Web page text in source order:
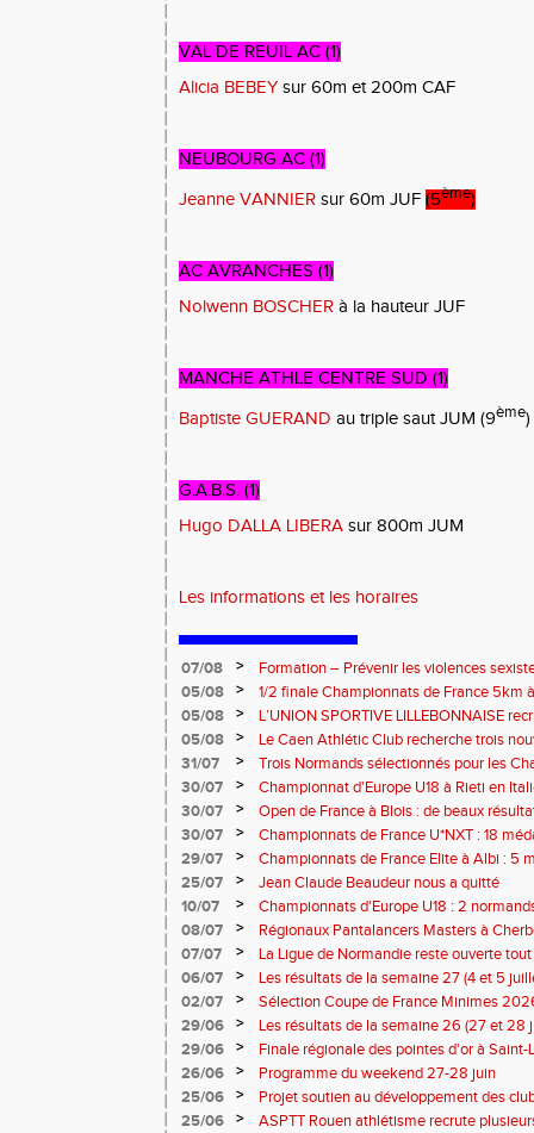
VAL DE REUIL AC (1)
Alicia BEBEY sur 60m et 200m CAF
NEUBOURG AC (1)
Jeanne VANNIER sur 60m JUF (5ème)
AC AVRANCHES (1)
Nolwenn BOSCHER à la hauteur JUF
MANCHE ATHLE CENTRE SUD (1)
Baptiste GUERAND au triple saut JUM (9ème)
G.A.B.S. (1)
Hugo DALLA LIBERA sur 800m JUM
Les informations et les horaires
07/08 >
Formation – Prévenir les violences
: le 26 septembre 2026
05/08 >
1/2 finale Championnats de France 5km
13 septembre 2026 : les informations
05/08 >
L’UNION SPORTIVE LILLEBONNAISE
rentrée 2026
05/08 >
Le Caen Athlétic Club recherche trois
civique à compter de septembre 2026
31/07 >
Trois Normands sélectionnés pour les
Eugene !
30/07 >
Championnat d'Europe U18 à Rieti en
normands
30/07 >
Open de France à Blois : de beaux
30/07
>
Championnats de France U*NXT : 18
29/07
>
Championnats de France Elite à Albi : 5
titres !
25/07 >
Jean Claude Beaudeur nous a quitté
10/07
>
Championnats d'Europe U18 : 2
08/07
>
Régionaux Pantalancers Masters à
07/07
>
La Ligue de Normandie reste ouverte tout
06/07
>
Les résultats de la semaine 27 (4 et 5
02/07
>
Sélection Coupe de France Minimes
29/06
>
Les résultats de la semaine 26 (27 et 28
29/06
>
Finale régionale des pointes d'or à
informations
26/06 >
Programme du weekend 27-28 juin
25/06
>
Projet soutien au développement des
25/06
> ASPTT Rouen athlétisme recrute